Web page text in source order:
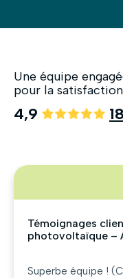
Une équipe
pour la
4,9
Témoignages
photovoltaïque –
Superbe équipe !